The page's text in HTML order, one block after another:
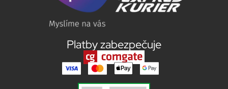
Platby zabezpečuje